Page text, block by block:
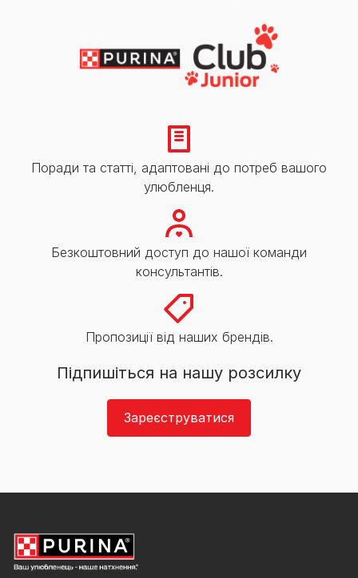
Поради та статті, адаптовані до потреб вашого
улюбленця.
Безкоштовний доступ до нашої команди
консультантів.
Пропозиції від наших брендів.
Підпишіться на нашу розсилку
Зареєструватися